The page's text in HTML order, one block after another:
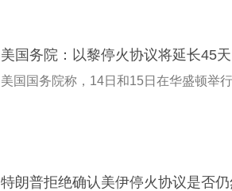
美国务院：以黎停火协议将延长45
美国国务院称，14日和15日在华盛顿举行
特朗普拒绝确认美伊停火协议是否